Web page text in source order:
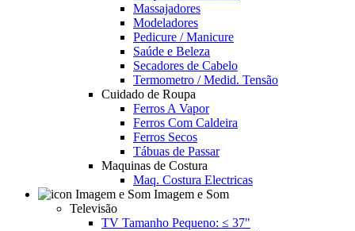
Massajadores
Modeladores
Pedicure / Manicure
Saúde e Beleza
Secadores de Cabelo
Termometro / Medid. Tensão
Cuidado de Roupa
Ferros A Vapor
Ferros Com Caldeira
Ferros Secos
Tábuas de Passar
Maquinas de Costura
Maq. Costura Electricas
Imagem e Som
Televisão
TV Tamanho Pequeno: ≤ 37"